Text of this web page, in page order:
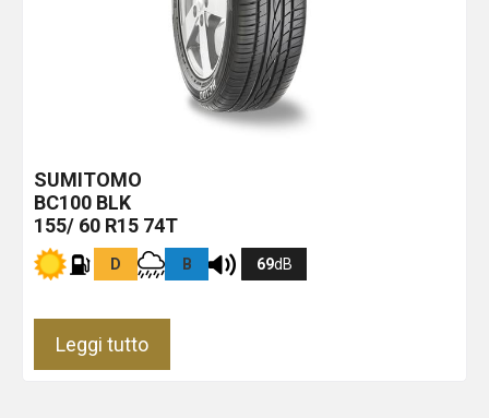
SUMITOMO
BC100 BLK
155/ 60 R15 74T
D B 69dB
Leggi tutto